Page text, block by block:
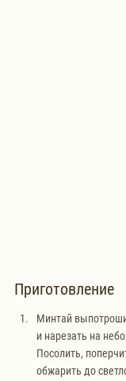
Приготовление
Минтай
и нарезать на
Посолить,
обжарить до